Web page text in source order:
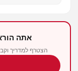
אתה
הצטרף למדריך וקבל